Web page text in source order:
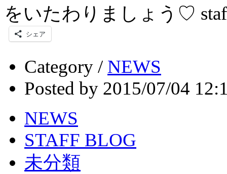
をいたわりましょう♡
シェア
Category / NEWS
Posted by 2015/07/04
NEWS
STAFF BLOG
未分類